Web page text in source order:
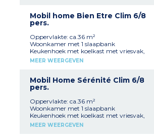
1 slaapkamer met 2 eenpersoonsbedden
1 doucheruimte
1 doucheruimte met WC
1 Aparte wc
Terras met tuinmeubelen, buitenverlichting
Airconditioning
Mobil home Bien Etre Clim 6/8
pers.
Oppervlakte: ca.36 m²
Woonkamer met 1 slaapbank
Keukenhoek met koelkast met vriesvak,
fornuis, oven, magnetron, waterkoker,
Doucheruimte
Aparte wc
Terras met buitenverlichting
Airconditioning
MEER WEERGEVEN
Mobil Home Sérénité Clim 6/8
pers.
Oppervlakte: ca.36 m²
Woonkamer met 1 slaapbank
Keukenhoek met koelkast met vriesvak,
fornuis, oven, magnetron, waterkoker,
MEER WEERGEVEN